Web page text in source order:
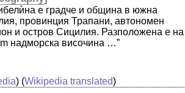
е градче и община в южна
провинция Трапани, автономен
и остров Сицилия. Разположена е на
надморска височина …”
) (Wikipedia translated)